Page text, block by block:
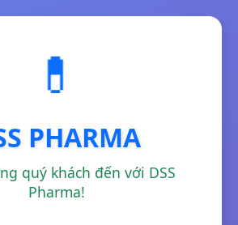
💊
PHARMA
quý khách đến với DSS
Pharma!